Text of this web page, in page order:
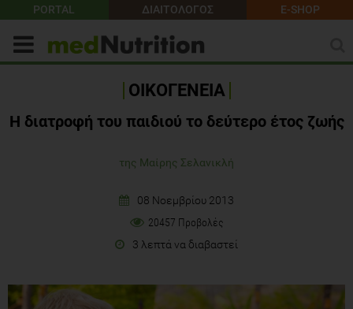
PORTAL ΔΙΑΙΤΟΛΟΓΟΣ E-SHOP
ΟΙΚΟΓΕΝΕΙΑ
Η διατροφή του παιδιού το δεύτερο έτος ζωής
της Μαίρης Σελανικλή
08 Νοεμβρίου 2013
20457 Προβολές
3 λεπτά να διαβαστεί